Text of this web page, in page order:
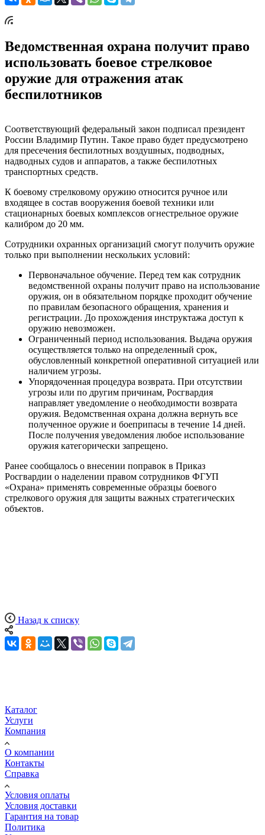
Ведомственная охрана получит право
использовать боевое стрелковое
оружие для отражения атак
беспилотников
Соответствующий федеральный закон подписал президент
России Владимир Путин. Такое право будет предусмотрено
для пресечения беспилотных воздушных, подводных,
надводных судов и аппаратов, а также беспилотных
транспортных средств.
К боевому стрелковому оружию относится ручное или
входящее в состав вооружения боевой техники или
стационарных боевых комплексов огнестрельное оружие
калибром до 20 мм.
Сотрудники охранных организаций смогут получить оружие
только при выполнении нескольких условий:
Первоначальное обучение. Перед тем как сотрудник
ведомственной охраны получит право на использование
оружия, он в обязательном порядке проходит обучение
по правилам безопасного обращения, хранения и
регистрации. До прохождения инструктажа доступ к
оружию невозможен.
Ограниченный период использования. Выдача оружия
осуществляется только на определенный срок,
обусловленный конкретной оперативной ситуацией или
наличием угрозы.
Упорядоченная процедура возврата. При отсутствии
угрозы или по другим причинам, Росгвардия
направляет уведомление о необходимости возврата
оружия. Ведомственная охрана должна вернуть все
полученное оружие и боеприпасы в течение 14 дней.
После получения уведомления любое использование
оружия категорически запрещено.
Ранее сообщалось о внесении поправок в Приказ
Росгвардии о наделении правом сотрудников ФГУП
«Охрана» применять современные образцы боевого
стрелкового оружия для защиты важных стратегических
объектов.
Назад к списку
Каталог
Услуги
Компания
О компании
Контакты
Справка
Условия оплаты
Условия доставки
Гарантия на товар
Политика